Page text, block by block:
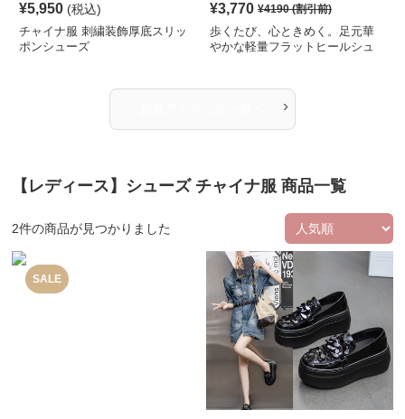
¥5,950 (税込)
チャイナ服 刺繍装飾厚底スリッ
ポンシューズ
¥3,770 ¥4190(割引前)
歩くたび、心ときめく。足元華
やかな軽量フラットヒールシュ
›
【レディース】シューズ チャイナ服 商品一覧
2件の商品が見つかりました
SALE